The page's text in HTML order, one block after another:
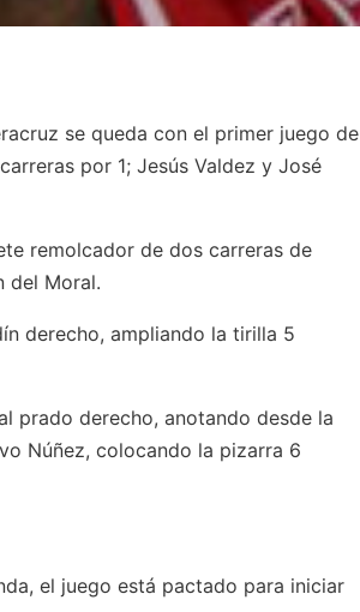
se queda con el primer juego de
por 1; Jesús Valdez y José
remolcador de dos carreras de
del Moral.
derecho, ampliando la tirilla 5
prado derecho, anotando desde la
Núñez, colocando la pizarra 6
el juego está pactado para iniciar